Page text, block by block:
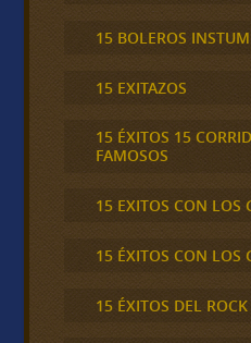
15 BOLEROS
15 EXITAZOS
15 ÉXITOS 15
FAMOSOS
15 EXITOS CON LOS
15 ÉXITOS CON LOS
15 ÉXITOS DEL ROCK